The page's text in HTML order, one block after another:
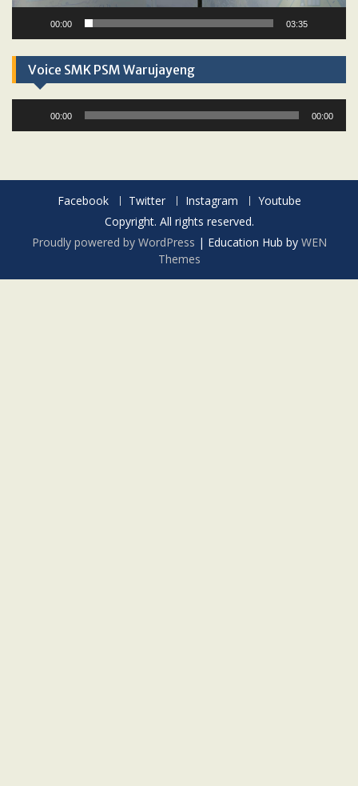
00:00 03:35
Voice SMK PSM Warujayeng
00:00 00:00
Facebook Twitter Instagram
Youtube
Copyright. All rights reserved.
Proudly powered by WordPress | Education Hub by WEN
Themes